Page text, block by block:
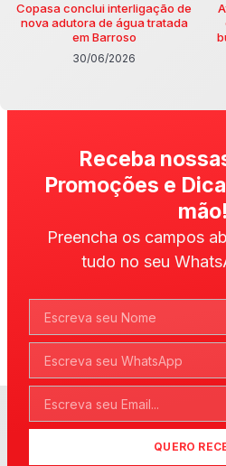
Copasa conclui interligação de
nova adutora de água tratada
em Barroso
30/06/2026
Receba
Promoções e
mão!
Preencha os campos
tudo no seu
QUERO